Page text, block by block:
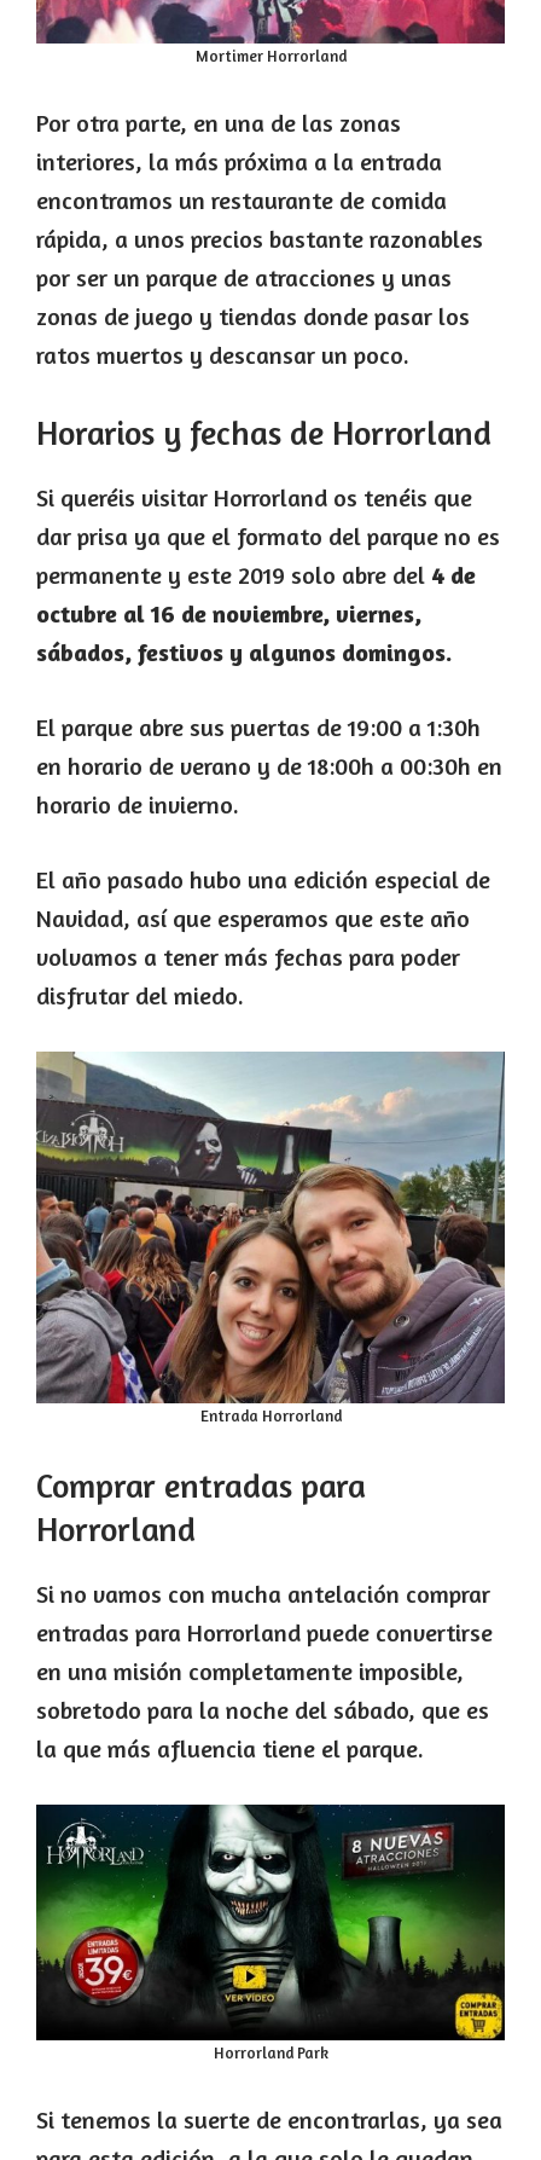
Mortimer Horrorland
Por otra parte, en una de las zonas
interiores, la más próxima a la entrada
encontramos un restaurante de comida
rápida, a unos precios bastante razonables
por ser un parque de atracciones y unas
zonas de juego y tiendas donde pasar los
ratos muertos y descansar un poco.
Horarios y fechas de Horrorland
Si queréis visitar Horrorland os tenéis que
dar prisa ya que el formato del parque no es
permanente y este 2019 solo abre del 4 de
octubre al 16 de noviembre, viernes,
sábados, festivos y algunos domingos.
El parque abre sus puertas de 19:00 a 1:30h
en horario de verano y de 18:00h a 00:30h en
horario de invierno.
El año pasado hubo una edición especial de
Navidad, así que esperamos que este año
volvamos a tener más fechas para poder
disfrutar del miedo.
Entrada Horrorland
Comprar entradas para
Horrorland
Si no vamos con mucha antelación comprar
entradas para Horrorland puede convertirse
en una misión completamente imposible,
sobretodo para la noche del sábado, que es
la que más afluencia tiene el parque.
Horrorland Park
Si tenemos la suerte de encontrarlas, ya sea